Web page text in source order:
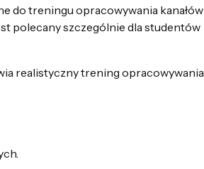
do treningu opracowywania kanałów
polecany szczególnie dla studentów
realistyczny trening opracowywania